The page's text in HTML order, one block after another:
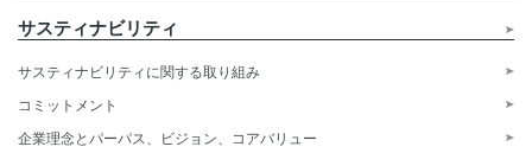
サスティナビリティ
サスティナビリティに関する取り組み
コミットメント
企業理念とパーパス、ビジョン、コアバリュー